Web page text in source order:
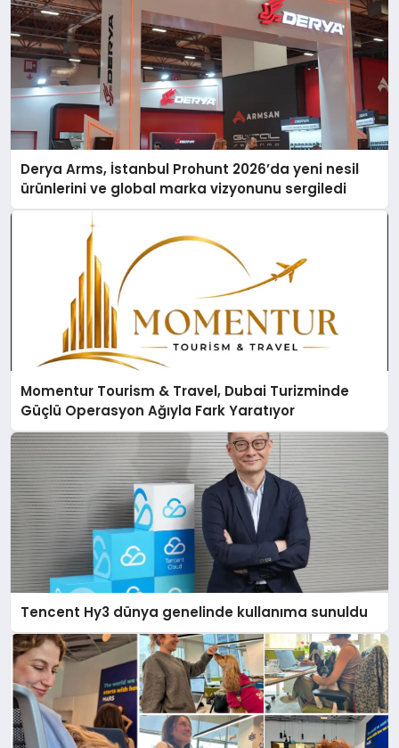
Derya Arms, İstanbul Prohunt 2026’da yeni nesil
ürünlerini ve global marka vizyonunu sergiledi
Momentur Tourism & Travel, Dubai Turizminde
Güçlü Operasyon Ağıyla Fark Yaratıyor
Tencent Hy3 dünya genelinde kullanıma sunuldu